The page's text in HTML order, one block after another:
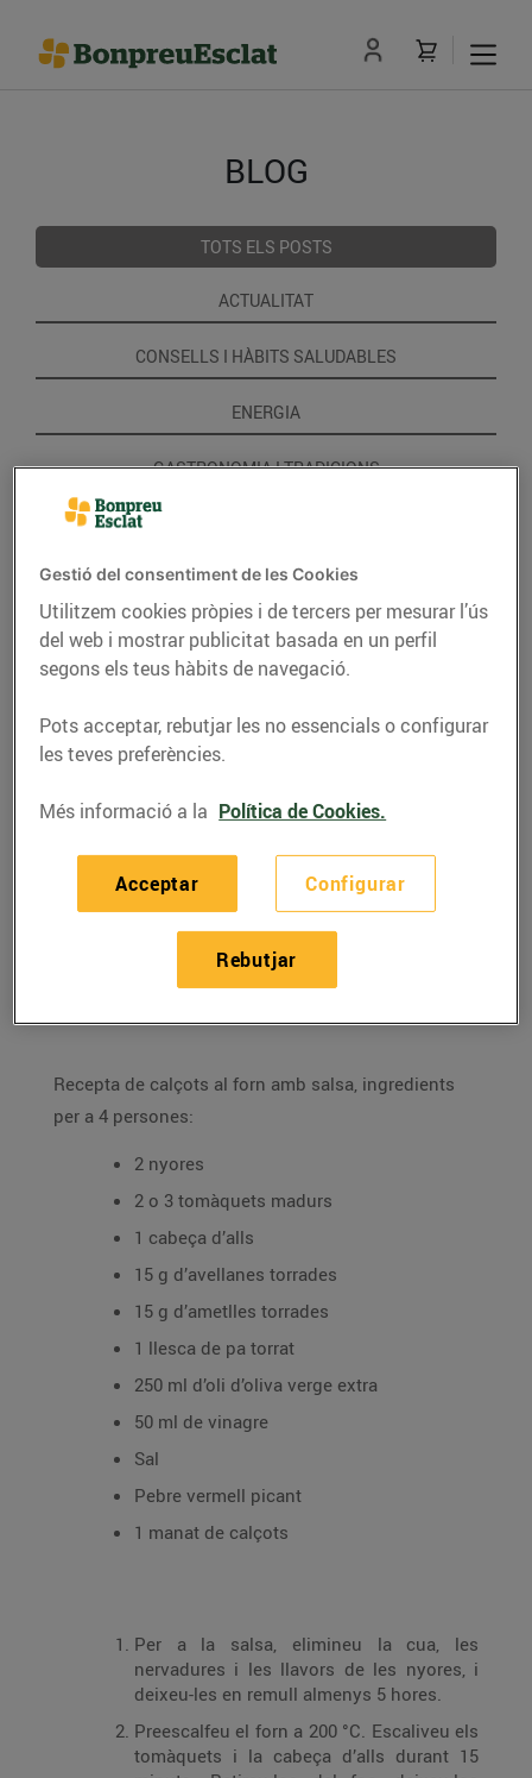
BLOG
TOTS ELS POSTS
ACTUALITAT
CONSELLS I HÀBITS SALUDABLES
ENERGIA
GASTRONOMIA I TRADICIONS
RECEPTES
Recepta de calçots al
forn amb salsa
Recepta de calçots al forn amb salsa, ingredients
per a 4 persones:
2 nyores
2 o 3 tomàquets madurs
1 cabeça d’alls
15 g d’avellanes torrades
15 g d’ametlles torrades
1 llesca de pa torrat
250 ml d’oli d’oliva verge extra
50 ml de vinagre
Sal
Pebre vermell picant
1 manat de calçots
Per a la salsa, elimineu la cua, les
nervadures i les llavors de les nyores, i
deixeu-les en remull almenys 5 hores.
Preescalfeu el forn a 200 °C. Escaliveu els
tomàquets i la cabeça d’alls durant 15
Gestió del consentiment de les Cookies
Utilitzem cookies pròpies i de tercers per mesurar l’ús
del web i mostrar publicitat basada en un perfil
segons els teus hàbits de navegació.
Pots acceptar, rebutjar les no essencials o configurar
les teves preferències.
Més informació a la Política de Cookies.
Configurar
Rebutjar
Acceptar